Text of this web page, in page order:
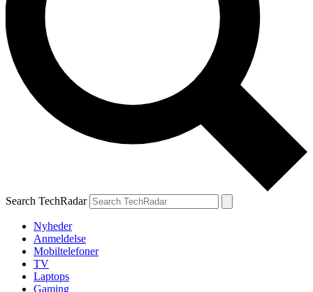
Search TechRadar
Nyheder
Anmeldelse
Mobiltelefoner
TV
Laptops
Gaming